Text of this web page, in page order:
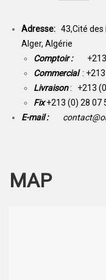
Adresse: 43,Cité
Alger, Algérie
Comptoir :
Commercial :
Livraison: +213
Fix +213 (0) 28 07
E-mail :
MAP